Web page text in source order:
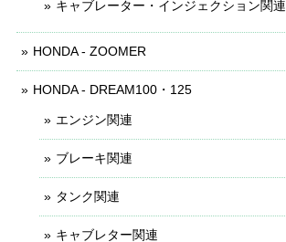
キャブレーター・インジェクション関連
HONDA - ZOOMER
HONDA - DREAM100・125
エンジン関連
ブレーキ関連
タンク関連
キャブレター関連